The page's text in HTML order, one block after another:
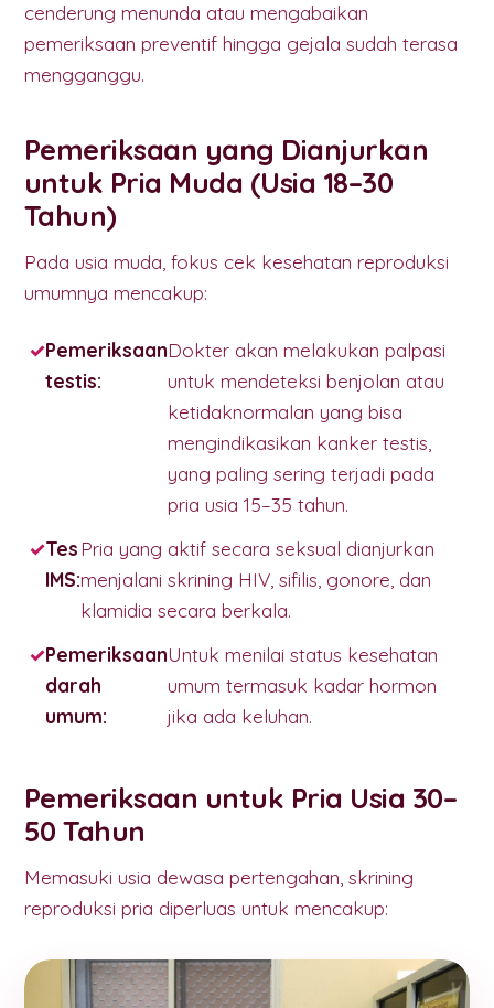
cenderung menunda atau mengabaikan
pemeriksaan preventif hingga gejala sudah terasa
mengganggu.
Pemeriksaan yang Dianjurkan
untuk Pria Muda (Usia 18–30
Tahun)
Pada usia muda, fokus cek kesehatan reproduksi
umumnya mencakup:
Pemeriksaan
testis:
Dokter akan melakukan palpasi
untuk mendeteksi benjolan atau
ketidaknormalan yang bisa
mengindikasikan kanker testis,
yang paling sering terjadi pada
pria usia 15–35 tahun.
Tes
IMS:
Pria yang aktif secara seksual dianjurkan
menjalani skrining HIV, sifilis, gonore, dan
klamidia secara berkala.
Pemeriksaan
darah
umum:
Untuk menilai status kesehatan
umum termasuk kadar hormon
jika ada keluhan.
Pemeriksaan untuk Pria Usia 30–
50 Tahun
Memasuki usia dewasa pertengahan, skrining
reproduksi pria diperluas untuk mencakup: